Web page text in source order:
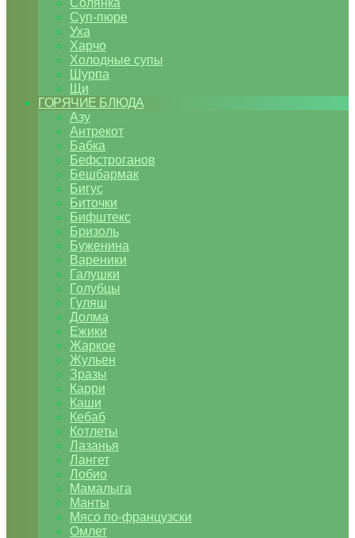
Солянка
Суп-пюре
Уха
Харчо
Холодные супы
Шурпа
Щи
ГОРЯЧИЕ БЛЮДА
Азу
Антрекот
Бабка
Бефстроганов
Бешбармак
Бигус
Биточки
Бифштекс
Бризоль
Буженина
Вареники
Галушки
Голубцы
Гуляш
Долма
Ежики
Жаркое
Жульен
Зразы
Карри
Каши
Кебаб
Котлеты
Лазанья
Лангет
Лобио
Мамалыга
Манты
Мясо по-французски
Омлет